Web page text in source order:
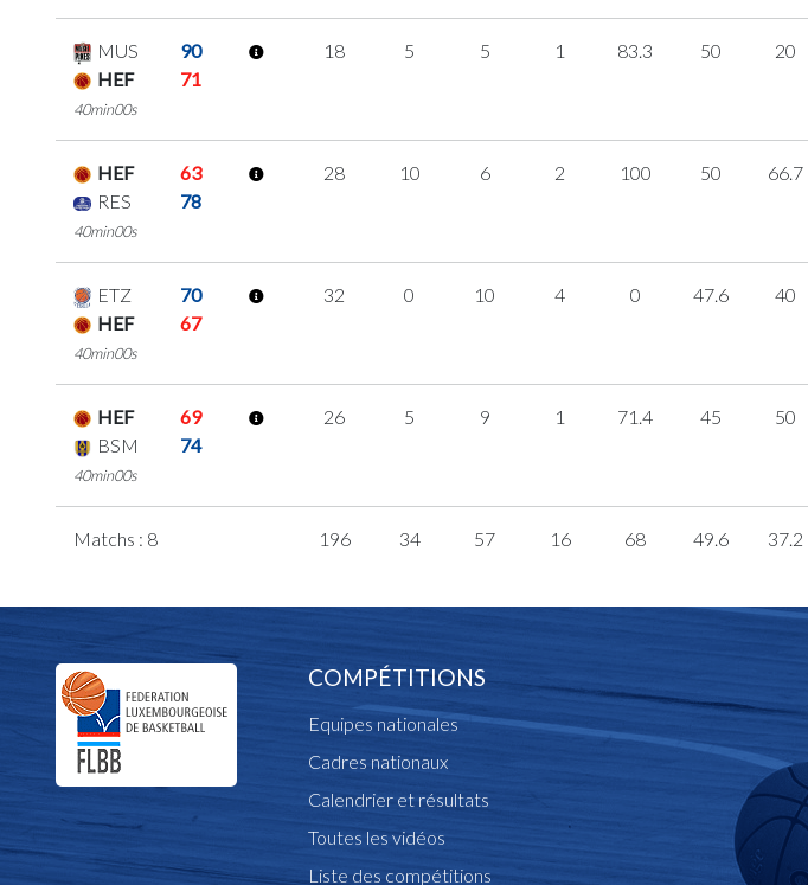
MUS
90
HEF
71
40min00s
18 5 5 1 83.3 50 20
HEF
63
RES
78
40min00s
28 10 6 2 100 50 66.7
ETZ
70
HEF
67
40min00s
32 0 10 4 0 47.6 40
HEF
69
BSM
74
40min00s
26 5 9 1 71.4 45 50
Matchs : 8 196 34 57 16 68 49.6 37.2
COMPÉTITIONS
Equipes nationales
Cadres nationaux
Calendrier et résultats
Toutes les vidéos
Liste des compétitions